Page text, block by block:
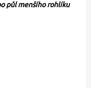
půl menšího rohlíku